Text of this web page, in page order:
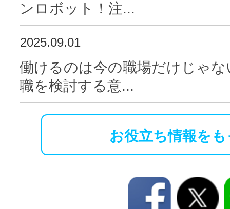
ンロボット！注...
2025.09.01
働けるのは今の職場だけじゃ
職を検討する意...
お役立ち情報を